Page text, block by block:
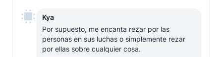
Kya
Por supuesto, me encanta rezar por las
personas en sus luchas o simplemente rezar
por ellas sobre cualquier cosa.